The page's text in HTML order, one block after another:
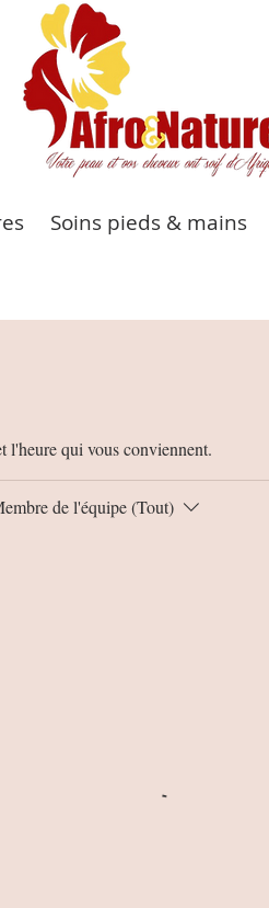
Soins pieds & mains
l'heure qui vous conviennent.
de l'équipe (Tout)